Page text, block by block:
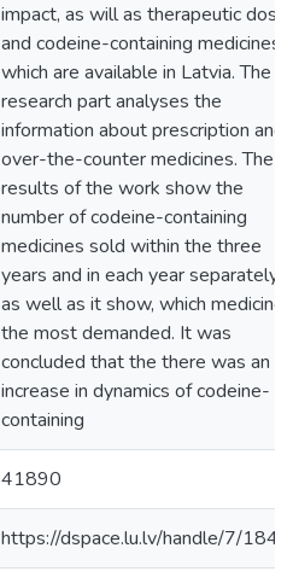
impact, as will as therapeutic
and codeine-containing medicines,
which are available in Latvia. The
research part analyses the
information about prescription and
over-the-counter medicines. The
results of the work show the
number of codeine-containing
medicines sold within the three
years and in each year separately,
as well as it show, which medicine
the most demanded. It was
concluded that the there was an
increase in dynamics of codeine-
containing
41890
https://dspace.lu.lv/handle/7/